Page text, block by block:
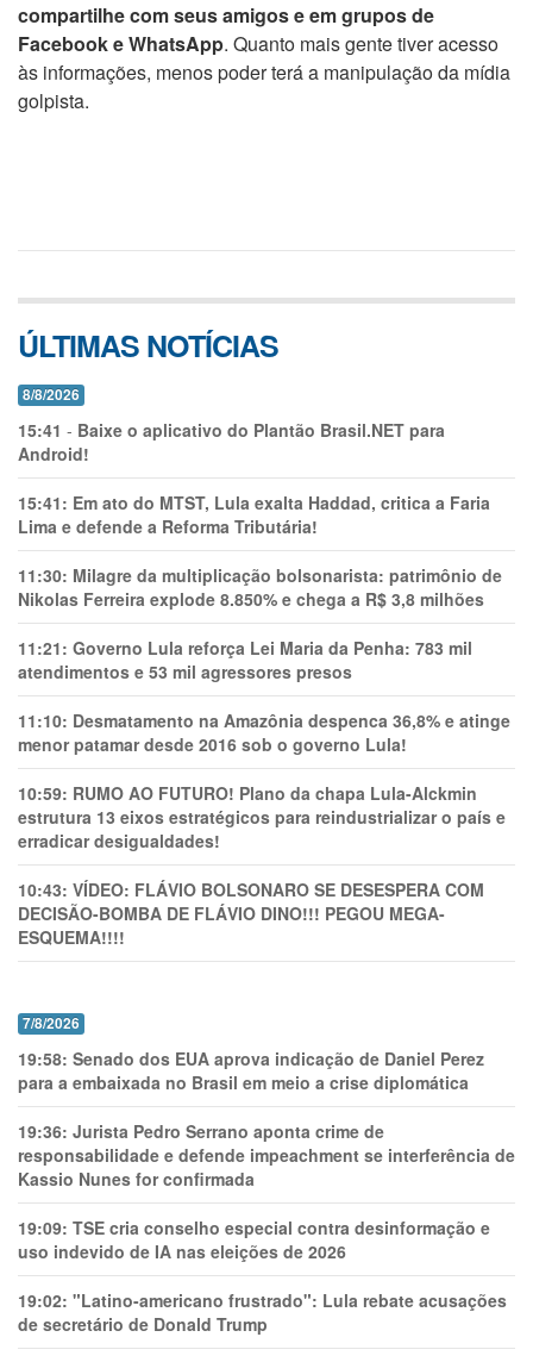
compartilhe com seus amigos e em grupos de
Facebook e WhatsApp. Quanto mais gente tiver acesso
às informações, menos poder terá a manipulação da mídia
golpista.
ÚLTIMAS NOTÍCIAS
8/8/2026
15:41 - Baixe o aplicativo do Plantão Brasil.NET para
Android!
15:41: Em ato do MTST, Lula exalta Haddad, critica a Faria
Lima e defende a Reforma Tributária!
11:30: Milagre da multiplicação bolsonarista: patrimônio de
Nikolas Ferreira explode 8.850% e chega a R$ 3,8 milhões
11:21: Governo Lula reforça Lei Maria da Penha: 783 mil
atendimentos e 53 mil agressores presos
11:10: Desmatamento na Amazônia despenca 36,8% e atinge
menor patamar desde 2016 sob o governo Lula!
10:59: RUMO AO FUTURO! Plano da chapa Lula-Alckmin
estrutura 13 eixos estratégicos para reindustrializar o país e
erradicar desigualdades!
10:43: VÍDEO: FLÁVIO BOLSONARO SE DESESPERA COM
DECISÃO-BOMBA DE FLÁVIO DINO!!! PEGOU MEGA-
ESQUEMA!!!!
7/8/2026
19:58: Senado dos EUA aprova indicação de Daniel Perez
para a embaixada no Brasil em meio a crise diplomática
19:36: Jurista Pedro Serrano aponta crime de
responsabilidade e defende impeachment se interferência de
Kassio Nunes for confirmada
19:09: TSE cria conselho especial contra desinformação e
uso indevido de IA nas eleições de 2026
19:02: "Latino-americano frustrado": Lula rebate acusações
de secretário de Donald Trump